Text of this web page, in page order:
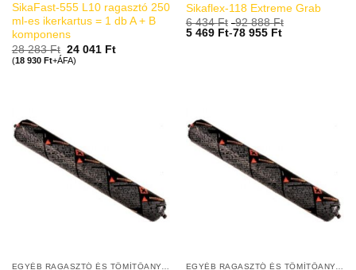
SikaFast-555 L10 ragasztó 250
ml-es ikerkartus = 1 db A + B
komponens
28 283Ft 24 041 Ft
(18 930 Ft+ÁFA)
Sikaflex-118 Extreme Grab
6 434Ft -92 888Ft
5 469 Ft-78 955 Ft
EGYÉB RAGASZTÓ ÉS TÖMÍTŐANYAGOK EGYÉB RAGASZTÓ ÉS TÖMÍTŐANYAGOK